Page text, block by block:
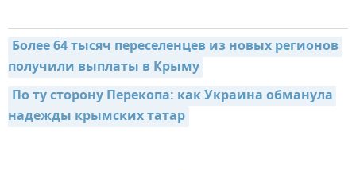
Более 64 тысяч переселенцев из новых регионов
получили выплаты в Крыму
По ту сторону Перекопа: как Украина обманула
надежды крымских татар